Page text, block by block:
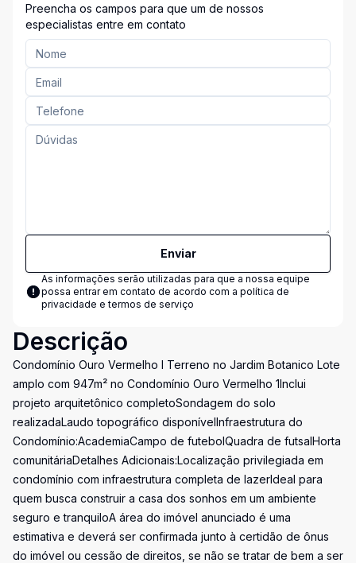
Preencha os campos para que um de nossos
especialistas entre em contato
Enviar
As informações serão utilizadas para que a nossa equipe
possa entrar em contato de acordo com a política de
privacidade e termos de serviço
Descrição
Condomínio Ouro Vermelho I Terreno no Jardim Botanico Lote
amplo com 947m² no Condomínio Ouro Vermelho 1Inclui
projeto arquitetônico completoSondagem do solo
realizadaLaudo topográfico disponívelInfraestrutura do
Condomínio:AcademiaCampo de futebolQuadra de futsalHorta
comunitáriaDetalhes Adicionais:Localização privilegiada em
condomínio com infraestrutura completa de lazerIdeal para
quem busca construir a casa dos sonhos em um ambiente
seguro e tranquiloA área do imóvel anunciado é uma
estimativa e deverá ser confirmada junto à certidão de ônus
do imóvel ou cessão de direitos, se não se tratar de bem a ser